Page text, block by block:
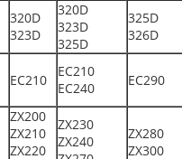
320D
323D
320D
323D
325D
325D
326D
EC210
EC210
EC240
EC290
ZX200
ZX210
ZX220
ZX230
ZX240
ZX280
ZX300